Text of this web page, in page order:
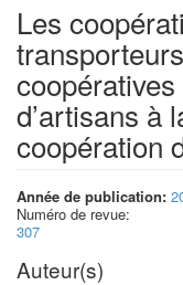
Les
coopératives
d’artisans à
coopération
Année de publication:
Numéro de revue:
307
Auteur(s)